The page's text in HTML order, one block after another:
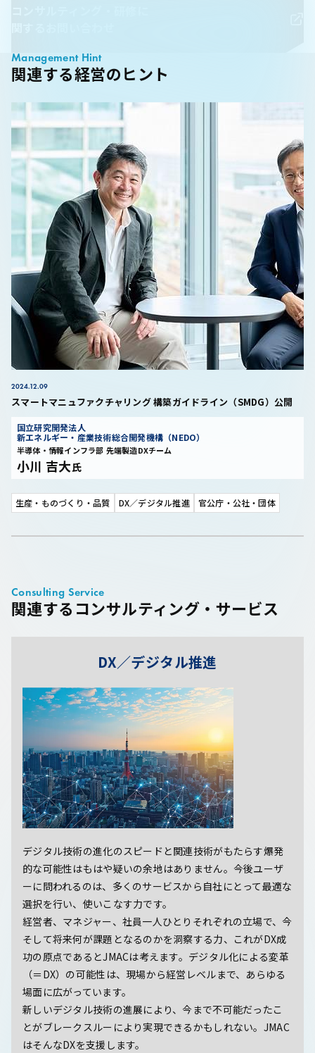
関連する経営のヒント
Management Hint
スマートマニュファクチャリング 構築ガイドライン（SMDG）公開
2024.12.09
国立研究開発法人
新エネルギー・産業技術総合開発機構（NEDO）
半導体・情報インフラ部 先端製造DXチーム
小川 吉大氏
生産・ものづくり・品質 DX／デジタル推進 官公庁・公社・団体
関連するコンサルティング・サービス
Consulting Service
DX／デジタル推進
デジタル技術の進化のスピードと関連技術がもたらす爆発
的な可能性はもはや疑いの余地はありません。今後ユーザ
ーに問われるのは、多くのサービスから自社にとって最適な
選択を行い、使いこなす力です。
経営者、マネジャー、社員一人ひとりそれぞれの立場で、今
そして将来何が課題となるのかを洞察する力、これがDX成
功の原点であるとJMACは考えます。デジタル化による変革
（＝DX）の可能性は、現場から経営レベルまで、あらゆる
場面に広がっています。
新しいデジタル技術の進展により、今まで不可能だったこ
とがブレークスルーにより実現できるかもしれない。JMAC
はそんなDXを支援します。